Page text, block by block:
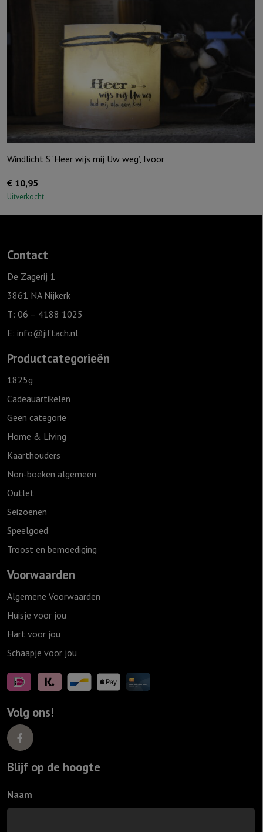
Windlicht S ‘Heer wijs mij Uw weg’, Ivoor
€ 10,95
Uitverkocht
Contact
De Zagerij 1
3861 NA Nijkerk
T: 06 – 4188 1025
E: info@jiftach.nl
Productcategorieën
1825g
Cadeauartikelen
Geen categorie
Home & Living
Kaarthouders
Non-boeken algemeen
Outlet
Seizoenen
Speelgoed
Troost en bemoediging
Voorwaarden
Algemene Voorwaarden
Huisje voor jou
Hart voor jou
Schaapje voor jou
Volg ons!
Blijf op de hoogte
Naam